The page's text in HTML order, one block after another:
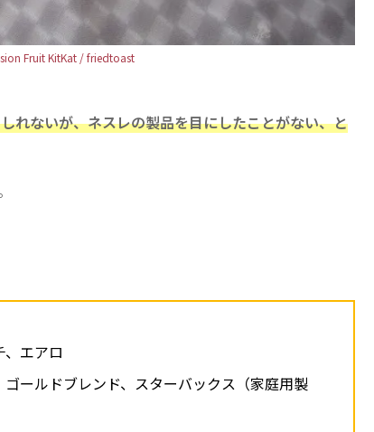
Fruit KitKat / friedtoast
れないが、ネスレの製品を目にしたことがない、と
エアロ
ールドブレンド、スターバックス（家庭用製